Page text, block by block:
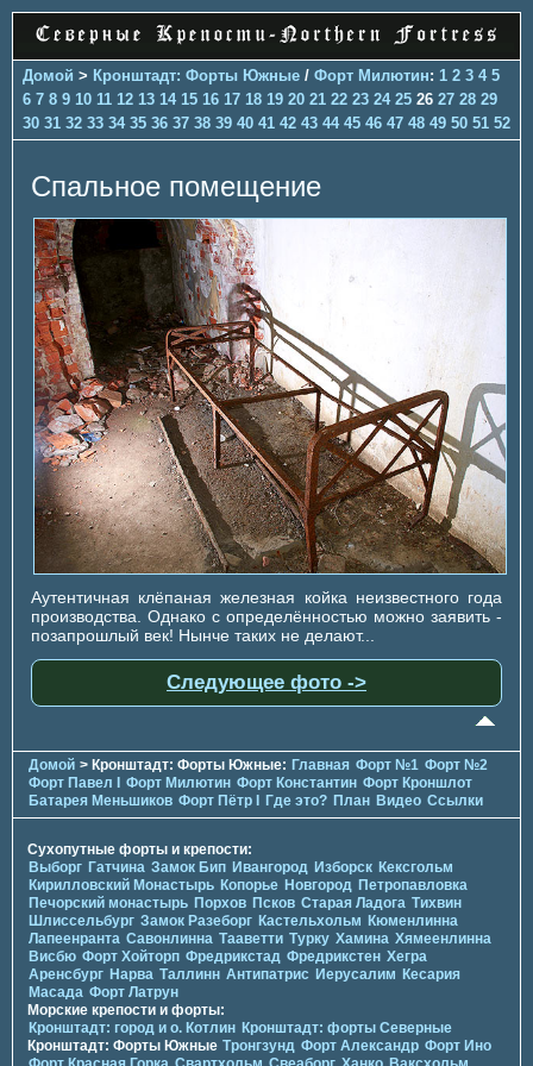
Домой > Кронштадт: Форты Южные / Форт Милютин: 1 2 3 4 5
6 7 8 9 10 11 12 13 14 15 16 17 18 19 20 21 22 23 24 25 26 27 28 29
30 31 32 33 34 35 36 37 38 39 40 41 42 43 44 45 46 47 48 49 50 51 52
Спальное помещение
Аутентичная клёпаная железная койка неизвестного года
производства. Однако с определённостью можно заявить -
позапрошлый век! Нынче таких не делают...
Следующее фото ->
Домой > Кронштадт: Форты Южные: Главная Форт №1 Форт №2
Форт Павел I
Форт Милютин Форт Константин Форт Кроншлот
Батарея Меньшиков Форт Пётр I Где это? План Видео Ссылки
Сухопутные форты и крепости:
Выборг Гатчина Замок Бип Ивангород Изборск Кексгольм
Кирилловский Монастырь Копорье Новгород Петропавловка
Печорcкий монастырь Порхов Псков Старая Ладога Тихвин
Шлиссельбург Замок Разеборг Кастельхольм Кюменлинна
Лапеенранта Савонлинна Тааветти Турку Хамина Хямеенлинна
Висбю Форт Хойторп Фредрикстад Фредрикстен Хегра
Аренсбург Нарва Таллинн Антипатрис Иерусалим Кесария
Масада Форт Латрун
Морские крепости и форты:
Кронштадт: город и о. Котлин Кронштадт: форты Северные
Кронштадт: Форты Южные Тронгзунд Форт Александр Форт Ино